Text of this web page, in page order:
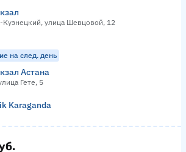
Кузнецкий, улица Шевцовой, 12
на след. день
Астана
Гете, 5
Karaganda